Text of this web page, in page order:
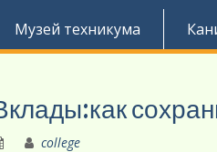
Музей техникума
college